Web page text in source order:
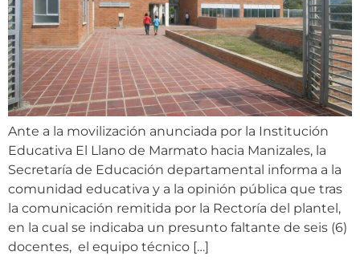
Ante a la movilización anunciada por la Institución
Educativa El Llano de Marmato hacia Manizales, la
Secretaría de Educación departamental informa a la
comunidad educativa y a la opinión pública que tras
la comunicación remitida por la Rectoría del plantel,
en la cual se indicaba un presunto faltante de seis (6)
docentes, el equipo técnico […]